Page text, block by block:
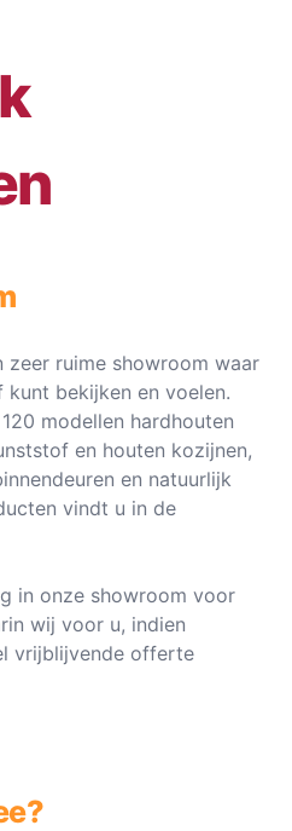
zeer ruime showroom waar
bekijken en voelen.
modellen hardhouten
en houten kozijnen,
en natuurlijk
vindt u in de
in onze showroom voor
wij voor u, indien
vrijblijvende offerte